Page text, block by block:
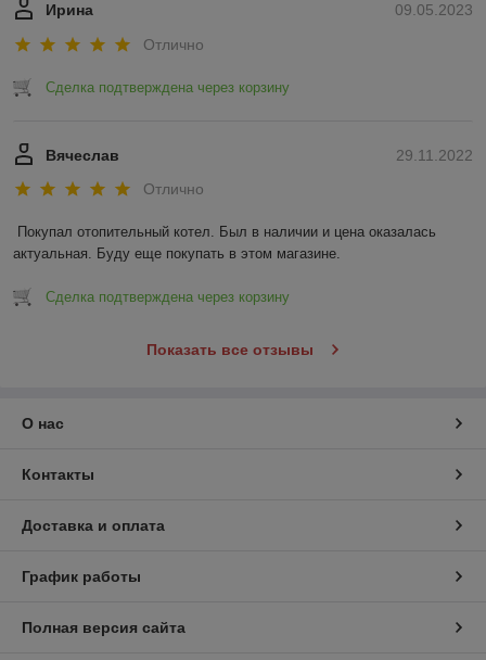
09.05.2023
Ирина
Отлично
Сделка подтверждена через корзину
29.11.2022
Вячеслав
Отлично
Покупал отопительный котел. Был в наличии и цена оказалась
актуальная. Буду еще покупать в этом магазине.
Сделка подтверждена через корзину
Показать все отзывы
О нас
Контакты
Доставка и оплата
График работы
Полная версия сайта